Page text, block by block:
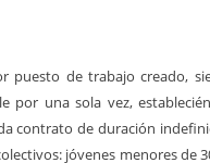
puesto de trabajo creado,
por una sola vez,
contrato de duración
jóvenes menores de